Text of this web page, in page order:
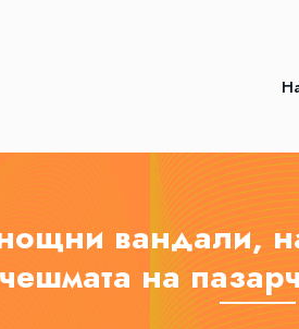
вандали,
чешмата на